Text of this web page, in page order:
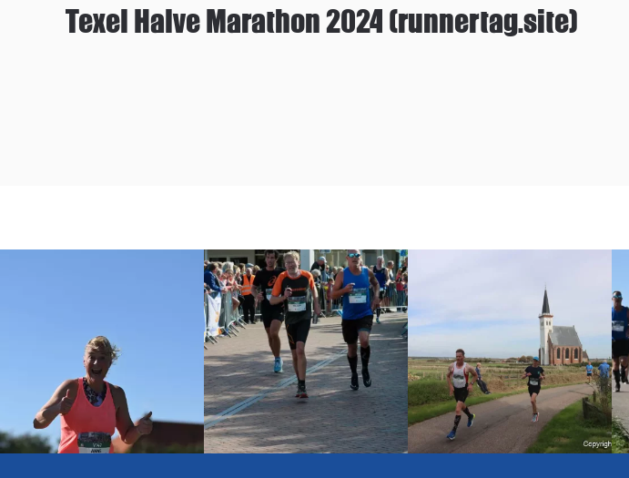
Texel Halve Marathon 2024 (runnertag.site)